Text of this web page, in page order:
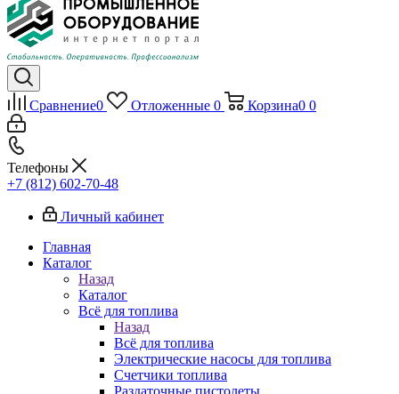
Сравнение0 Отложенные 0 Корзина0 0
Телефоны
+7 (812) 602-70-48
Личный кабинет
Главная
Каталог
Назад
Каталог
Всё для топлива
Назад
Всё для топлива
Электрические насосы для топлива
Счетчики топлива
Раздаточные пистолеты